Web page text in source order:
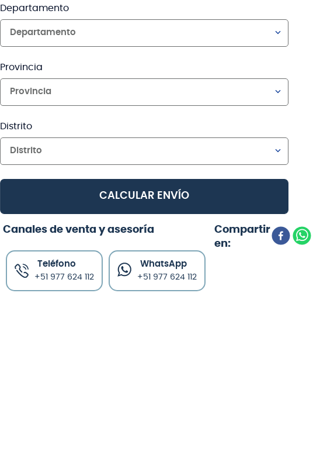
Departamento
Departamento
Provincia
Provincia
Distrito
Distrito
CALCULAR ENVÍO
Canales de venta y asesoría
Teléfono
+51 977 624 112
WhatsApp
+51 977 624 112